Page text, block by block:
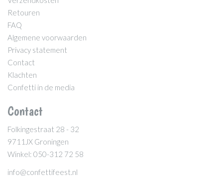
Retouren
FAQ
Algemene voorwaarden
Privacy statement
Contact
Klachten
Confetti in de media
Contact
Folkingestraat 28 - 32
9711JX Groningen
Winkel: 050-312 72 58
info@confettifeest.nl